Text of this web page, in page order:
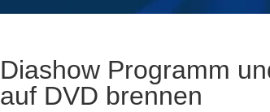
Diashow Programm
auf DVD brennen